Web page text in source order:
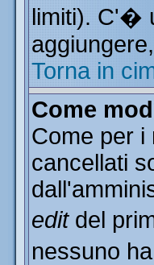
limiti). C'�
Torna in
Come
Come per i
cancellati
editdel
nessuno